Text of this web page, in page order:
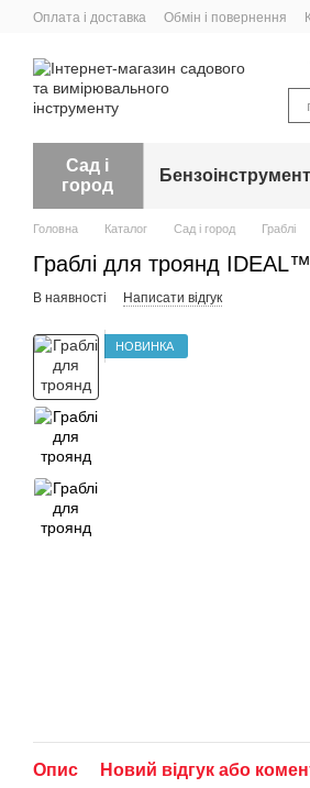
Перейти до основного контенту
Оплата і доставка Обмін і повернення
Сад і
город
Бензоінструмент
Головна Каталог Сад і город Граблі
Граблі для троянд
В наявності Написати відгук
НОВИНКА
Опис Новий відгук або